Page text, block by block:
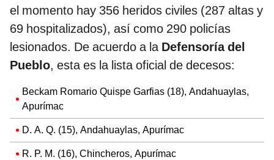
el momento hay 356 heridos civiles (287 altas y
69 hospitalizados), así como 290 policías
lesionados. De acuerdo a la Defensoría del
Pueblo, esta es la lista oficial de decesos:
Beckam Romario Quispe Garfias (18), Andahuaylas,
Apurímac
D. A. Q. (15), Andahuaylas, Apurímac
R. P. M. (16), Chincheros, Apurímac